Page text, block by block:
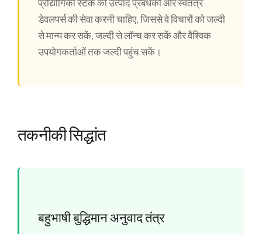
प्रौद्योगिकी स्टैक को उत्पाद प्रबंधकों और स्वतंत्र
डेवलपर्स की सेवा करनी चाहिए, जिससे वे विचारों को जल्दी
से मान्य कर सकें, जल्दी से लॉन्च कर सकें और वैश्विक
उपयोगकर्ताओं तक जल्दी पहुंच सकें।
तकनीकी सिद्धांत
बहुभाषी बुद्धिमान अनुवाद तंत्र